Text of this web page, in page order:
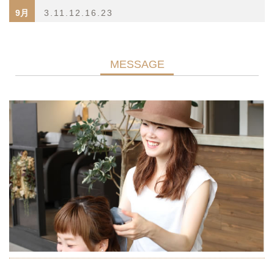
9月
3.11.12.16.23
MESSAGE